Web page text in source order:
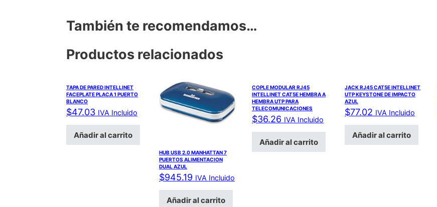
También te recomendamos…
Productos relacionados
TAPA DE PARED INTELLINET
FACEPLATE PLACA 1 PUERTO
BLANCO
$47.03 IVA Incluido
Añadir al carrito
HUB USB 2.0 MANHATTAN 7
PUERTOS ALIMENTACION
DUAL AZUL
$945.19 IVA Incluido
Añadir al carrito
COPLE MODULAR RJ45
INTELLINET CAT5E HEMBRA A
HEMBRA UTP PARA
TELECOMUNICACIONES
$36.26 IVA Incluido
Añadir al carrito
JACK RJ45 CAT5E INTELLINET
UTP KEYSTONE DE IMPACTO
AZUL
$77.02 IVA Incluido
Añadir al carrito